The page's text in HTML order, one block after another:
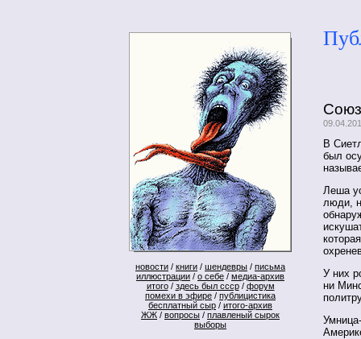
новости / книги / шендевры / письма
иллюстрации / о себе / медиа-архив
итого/ здесь был ссср/ форум
помехи в эфире / публицистика
бесплатный сыр / итого-архив
ЖЖ / вопросы / плавленый сырок
выборы
В
был
Леша
люди,
У них
ни